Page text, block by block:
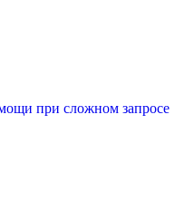
при сложном запросе